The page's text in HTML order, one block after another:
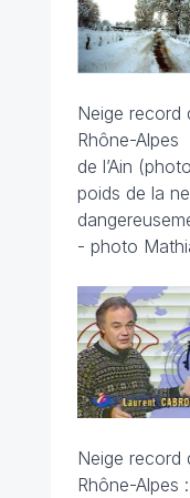
Neige record
Rhône-Alpes
de l’Ain
poids de la
- photo
Neige record
Rhône-Alpes